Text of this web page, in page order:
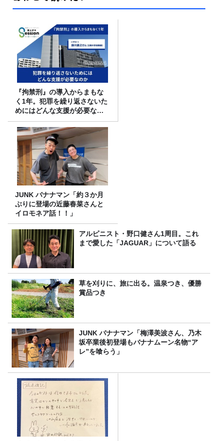
『拘禁刑』の導入からまもな
く1年。犯罪を繰り返さないた
めにはどんな支援が必要なの
か
JUNK バナナマン「約３か月
ぶりに登場の近藤春菜さんと
イロモネア話！！」
アルピニスト・野口健さん1周目。これ
まで愛した「JAGUAR」について語る
草を刈りに、旅に出る。温泉つき、優勝
賞品つき
JUNK バナナマン「梅澤美波さん、乃木
坂卒業後初登場もバナナムーン名物“ア
レ”を喰らう」